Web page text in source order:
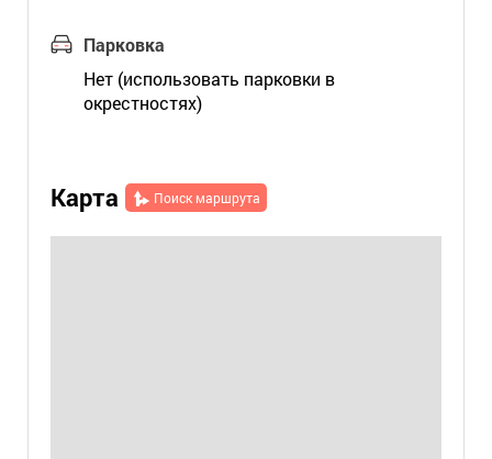
Парковка
Нет (использовать парковки в
окрестностях)
Карта Поиск маршрута